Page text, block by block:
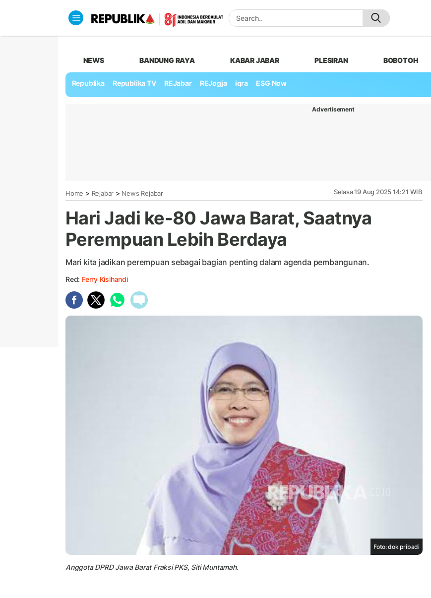
NEWS BANDUNG RAYA KABAR JABAR PLESIRAN BOBOTOH
Republika Republika TV REJabar REJogja iqra ESG Now
Advertisement
Home > Rejabar > News Rejabar Selasa 19 Aug 2025 14:21 WIB
Hari Jadi ke-80 Jawa Barat, Saatnya
Perempuan Lebih Berdaya
Mari kita jadikan perempuan sebagai bagian penting dalam agenda pembangunan.
Red: Ferry Kisihandi
Foto: dok pribadi
Anggota DPRD Jawa Barat Fraksi PKS, Siti Muntamah.